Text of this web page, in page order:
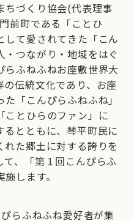
ちづくり協会(代表理事
前町である「ことひ
して愛されてきた「こん
つながり・地域をはぐ
らふねふねお座敷世界大
伝統文化であり、お座
「こんぴらふねふね」
ことひらのファン」に
とともに、琴平町民に
た郷土に対する誇りを
、「第１回こんぴらふ
します。
らふねふね愛好者が集